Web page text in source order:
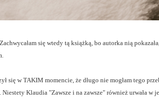
się wtedy tą książką, bo autorka nią
się w TAKIM momencie, że długo nie mogłam tego
Klaudia "Zawsze i na zawsze" również urwała